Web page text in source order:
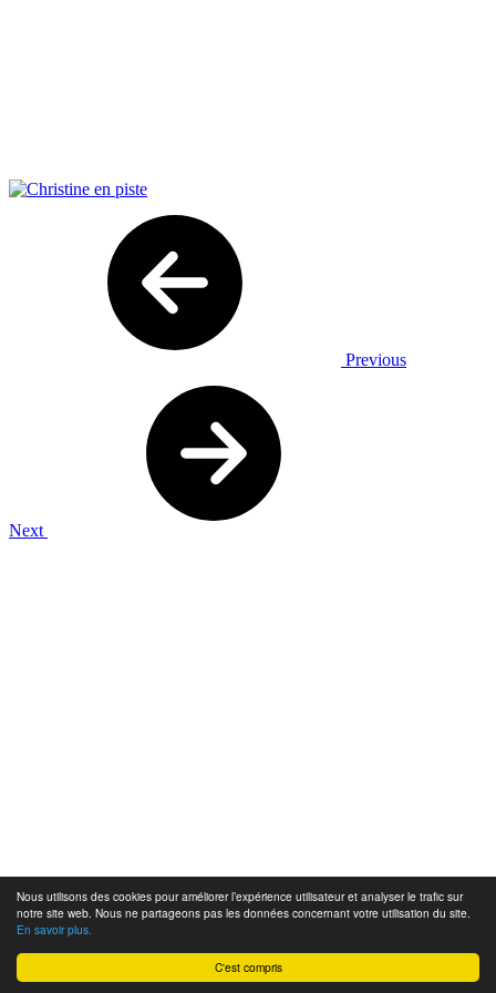
C'est compris
Nous utilisons des cookies pour améliorer l’expérience utilisateur et analyser le trafic sur
notre site web. Nous ne partageons pas les données concernant votre utilisation du site.
En savoir plus.
Previous
Next